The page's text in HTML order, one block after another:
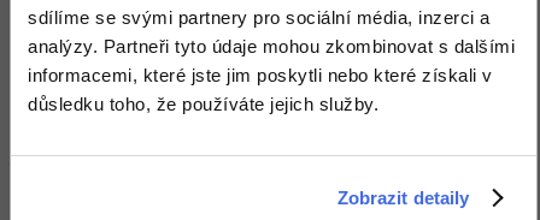
sdílíme se svými partnery pro sociální média, inzerci a
analýzy. Partneři tyto údaje mohou zkombinovat s dalšími
informacemi, které jste jim poskytli nebo které získali v
důsledku toho, že používáte jejich služby.
Zobrazit detaily
Česká republika.Vyhledat kolegy
Oblíbené IDE, Editor